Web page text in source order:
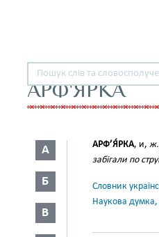
АРФ'ЯРКА
А
Б
В
АРФ’Я́РКА, и,
забігали по
Словник
Наукова